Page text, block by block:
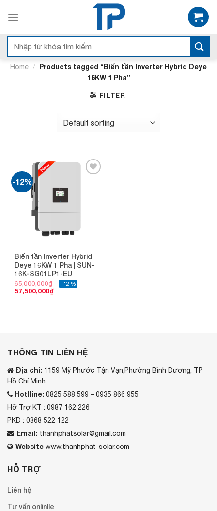
qua
dungSearch
Home / Products tagged “Biến tần Inverter Hybrid Deye
16KW 1 Pha”
FILTER
-12%
Biến tần Inverter Hybrid
Deye 16KW 1 Pha | SUN-
16K-SG01LP1-EU
65,000,000₫ - 12 %
57,500,000₫
THÔNG TIN LIÊN HỆ
Địa chỉ: 1159 Mỹ Phước Tận Vạn,Phường Bình Dương, TP
Hồ Chí Minh
Hotlline: 0825 588 599 – 0935 866 955
Hỡ Trợ KT : 0987 162 226
PKD : 0868 522 122
Email: thanhphatsolar@gmail.com
Website www.thanhphat-solar.com
HỖ TRỢ
Liên hệ
Tư vấn onlinlle